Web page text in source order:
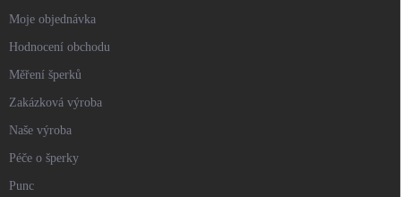
Moje objednávka
Hodnocení obchodu
Měření šperků
Zakázková výroba
Naše výroba
Péče o šperky
Punc